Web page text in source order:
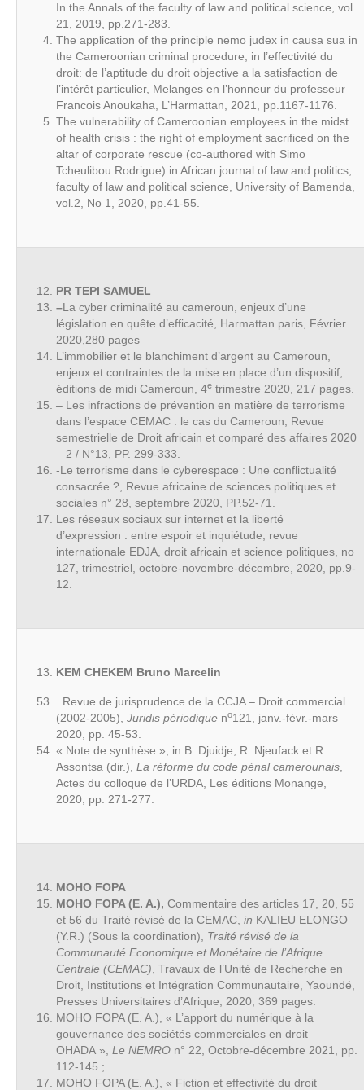
In the Annals of the faculty of law and political science, vol.
21, 2019, pp.271-283.
The application of the principle nemo judex in causa sua in
the Cameroonian criminal procedure, in l’effectivité du
droit: de l’aptitude du droit objective a la satisfaction de
l’intérêt particulier, Melanges en l’honneur du professeur
Francois Anoukaha, L’Harmattan, 2021, pp.1167-1176.
The vulnerability of Cameroonian employees in the midst
of health crisis : the right of employment sacrificed on the
altar of corporate rescue (co-authored with Simo
Tcheulibou Rodrigue) in African journal of law and politics,
faculty of law and political science, University of Bamenda,
vol.2, No 1, 2020, pp.41-55.
PR TEPI SAMUEL
–La cyber criminalité au cameroun, enjeux d’une
législation en quête d’efficacité, Harmattan paris, Février
2020,280 pages
L’immobilier et le blanchiment d’argent au Cameroun,
enjeux et contraintes de la mise en place d’un dispositif,
éditions de midi Cameroun, 4e trimestre 2020, 217 pages.
– Les infractions de prévention en matière de terrorisme
dans l’espace CEMAC : le cas du Cameroun, Revue
semestrielle de Droit africain et comparé des affaires 2020
– 2 / N°13, PP. 299-333.
-Le terrorisme dans le cyberespace : Une conflictualité
consacrée ?, Revue africaine de sciences politiques et
sociales n° 28, septembre 2020, PP.52-71.
Les réseaux sociaux sur internet et la liberté
d’expression : entre espoir et inquiétude, revue
internationale EDJA, droit africain et science politiques, no
127, trimestriel, octobre-novembre-décembre, 2020, pp.9-
12.
KEM CHEKEM Bruno Marcelin
. Revue de jurisprudence de la CCJA – Droit commercial
(2002-2005), Juridis périodique no121, janv.-févr.-mars
2020, pp. 45-53.
« Note de synthèse », in B. Djuidje, R. Njeufack et R.
Assontsa (dir.), La réforme du code pénal camerounais
Actes du colloque de l’URDA, Les éditions Monange,
2020, pp. 271-277.
MOHO FOPA
MOHO FOPA (E. A.), Commentaire des articles 17, 20, 55
et 56 du Traité révisé de la CEMAC, in KALIEU ELONGO
(Y.R.) (Sous la coordination), Traité révisé de la
Communauté Economique et Monétaire de l’Afrique
Centrale (CEMAC) , Travaux de l’Unité de Recherche en
Droit, Institutions et Intégration Communautaire, Yaoundé,
Presses Universitaires d’Afrique, 2020, 369 pages.
MOHO FOPA (E. A.), « L’apport du numérique à la
gouvernance des sociétés commerciales en droit
OHADA », Le NEMRO n° 22, Octobre-décembre 2021, pp.
112-145 ;
MOHO FOPA (E. A.), « Fiction et effectivité du droit